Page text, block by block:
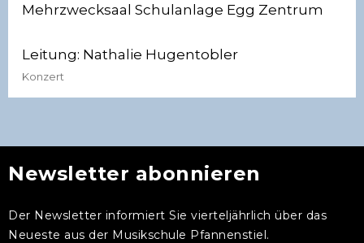
Mehrzwecksaal Schulanlage Egg Zentrum
Leitung: Nathalie Hugentobler
Konzert
Newsletter abonnieren
Der Newsletter informiert Sie vierteljährlich über das
Neueste aus der Musikschule Pfannenstiel.